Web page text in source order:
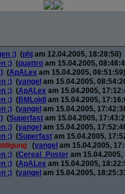
;) (phj am 12.04.2005, 18:28:50)
;) (quattro am 15.04.2005,
(ApALex am 15.04.2005, 08:51:59)
;) (yangel am 15.04.2005,
;) (ApALex am 15.04.2005,
;) (BMLoidl am 15.04.2005,
;) (yangel am 15.04.2005,
(Superfast am 15.04.2005,
;) (yangel am 15.04.2005,
;) (Superfast am 15.04.2005,
(yangel am 15.04.2005,
;) (Cereal_Poster am 15.04.2005,
;) (ApALex am 15.04.2005,
;) (yangel am 15.04.2005,